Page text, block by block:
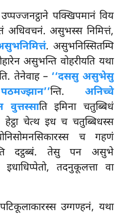
पक्खिपमानं विय
अधिवचनं. असुभस्स निमित्तं,
. असुभनिस्सितम्पि
असुभन्ति वोहरीयति यथा
तेनेवाह – ‘‘दससु असुभेसु
न्ति. अनिच्चे
वुत्तस्साति इमिना चतुब्बिधं
हेट्ठा चेत्थ इध च चतुब्बिधस्स
च गहणं
दट्ठब्बं. तेसु पन असुभे
इधाधिप्पेतो, तदनुकूलत्ता वा
उग्गण्हनं, यथा